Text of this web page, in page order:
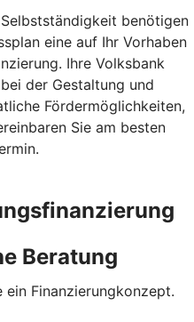
benötigen
eine auf Ihr Vorhaben
Ihre Volksbank
der Gestaltung und
Fördermöglichkeiten,
Sie am besten
Beratung
Finanzierungkonzept.